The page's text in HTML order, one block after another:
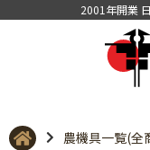
2001年開業
農機具一覧(全